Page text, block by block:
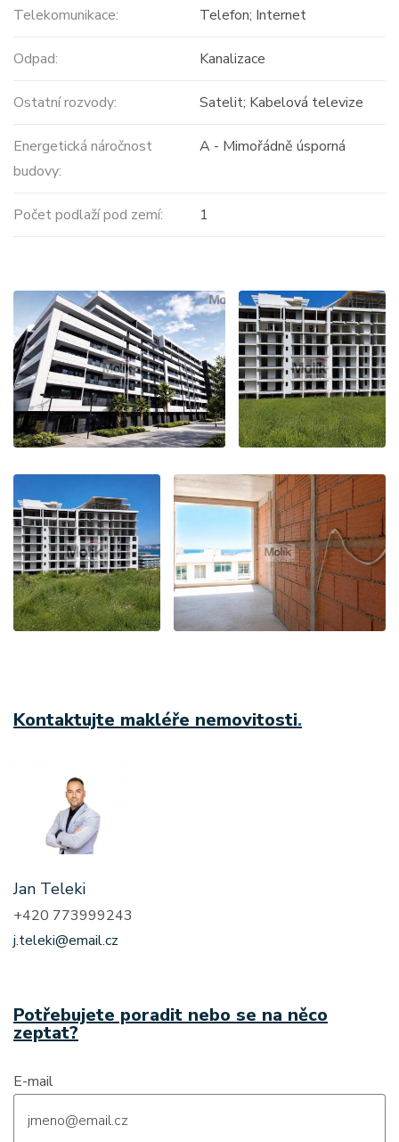
Telekomunikace: Telefon; Internet
Odpad: Kanalizace
Ostatní rozvody: Satelit; Kabelová televize
Energetická náročnost
budovy:
A - Mimořádně úsporná
Počet podlaží pod zemí: 1
Kontaktujte makléře nemovitosti.
Jan Teleki
+420 773999243
j.teleki@email.cz
Potřebujete poradit nebo se na něco
zeptat?
E-mail